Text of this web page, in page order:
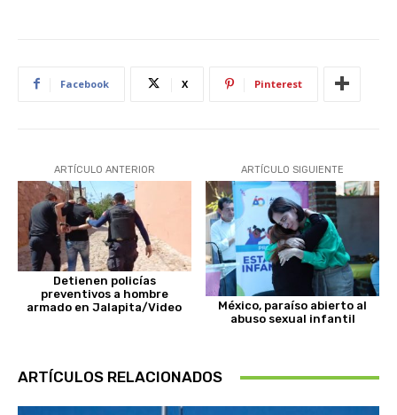
Facebook X Pinterest
ARTÍCULO ANTERIOR
Detienen policías
preventivos a hombre
armado en Jalapita/Video
ARTÍCULO SIGUIENTE
México, paraíso abierto al
abuso sexual infantil
ARTÍCULOS RELACIONADOS